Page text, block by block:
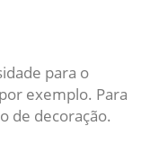
para o
exemplo. Para
de decoração.